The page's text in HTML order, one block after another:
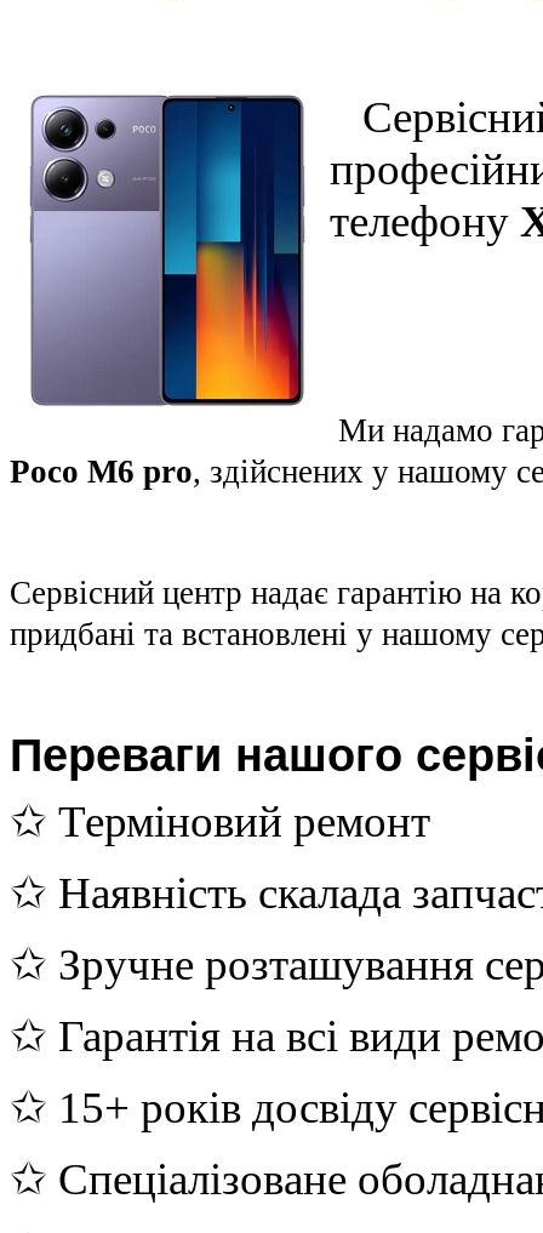
телефону
Ми надамо
Poco M6 pro, здійснених у нашому
Сервісний центр надає гарантію на
придбані та встановлені у нашому
Переваги нашого
✩ Терміновий ремонт
✩ Наявність скалада
✩ Зручне розташування
✩ Гарантія на всі види
✩ 15+ років досвіду
✩ Спеціалізоване